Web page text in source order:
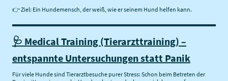
👉 Ziel: Ein Hundemensch, der weiß, wie er seinem Hund helfen kann.
🩺 Medical Training (Tierarzttraining) –
entspannte Untersuchungen statt Panik
Für viele Hunde sind Tierarztbesuche purer Stress: Schon beim Betreten der